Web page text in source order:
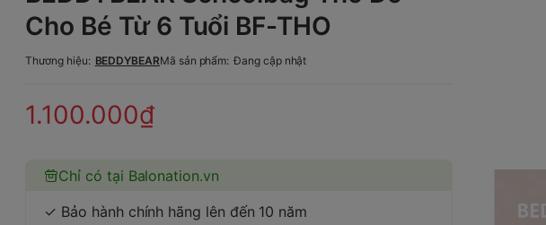
Cho Bé Từ 6 Tuổi BF-THO
Thương hiệu: BEDDYBEARMã sản phẩm: Đang cập nhật
1.100.000₫
Chỉ có tại Balonation.vn
✓ Bảo hành chính hãng lên đến 10 năm